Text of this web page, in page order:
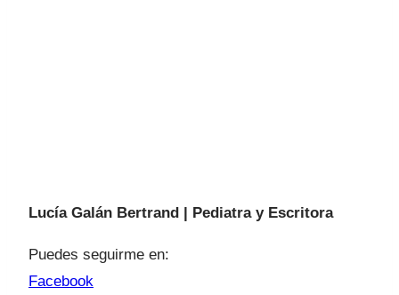
Lucía Galán Bertrand | Pediatra y Escritora
Puedes seguirme en:
Facebook